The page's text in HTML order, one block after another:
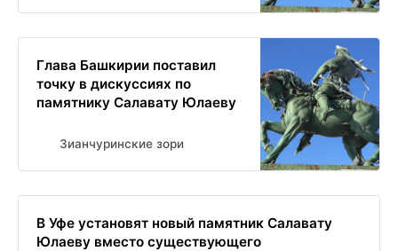
Глава Башкирии поставил
точку в дискуссиях по
памятнику Салавату Юлаеву
Зианчуринские зори
В Уфе установят новый памятник Салавату
Юлаеву вместо существующего